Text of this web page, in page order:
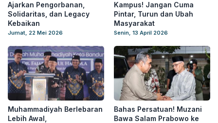
Ajarkan Pengorbanan,
Solidaritas, dan Legacy
Kebaikan
Jumat, 22 Mei 2026
Kampus! Jangan Cuma
Pintar, Turun dan Ubah
Masyarakat
Senin, 13 April 2026
Muhammadiyah Berlebaran
Lebih Awal,
Bahas Persatuan! Muzani
Bawa Salam Prabowo ke